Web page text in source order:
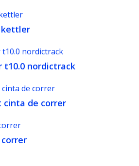
t10.0 nordictrack
de correr